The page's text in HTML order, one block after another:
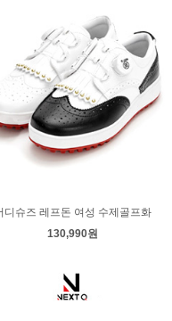
디슈즈 레프돈 여성 수제골프화
130,990원